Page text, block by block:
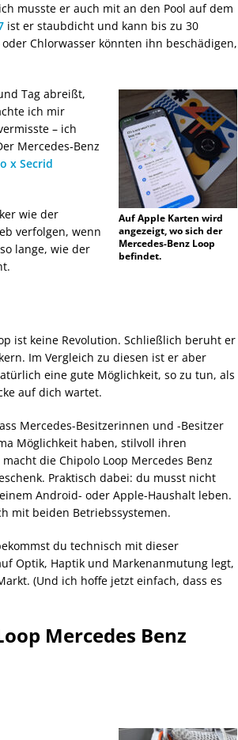
musste er auch mit an den Pool auf dem
ist er staubdicht und kann bis zu 30
Chlorwasser könnten ihn beschädigen,
Auf Apple Karten wird
angezeigt, wo sich der
Mercedes-Benz Loop
befindet.
Tag abreißt,
ich mir
– ich
Mercedes‑Benz
x Secrid
wie der
verfolgen, wenn
lange, wie der
ist keine Revolution. Schließlich beruht er
Im Vergleich zu diesen ist er aber
eine gute Möglichkeit, so zu tun, als
auf dich wartet.
Mercedes-Besitzerinnen und -Besitzer
Möglichkeit haben, stilvoll ihren
die Chipolo Loop Mercedes Benz
Praktisch dabei: du musst nicht
Android- oder Apple-Haushalt leben.
mit beiden Betriebssystemen.
du technisch mit dieser
Optik, Haptik und Markenanmutung legt,
(Und ich hoffe jetzt einfach, dass es
Mercedes Benz